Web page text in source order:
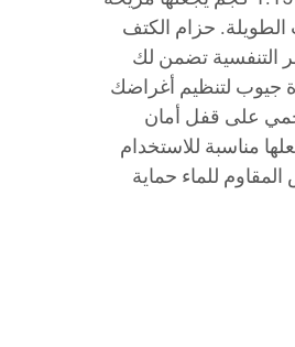
حزام الكتف
التنفسية تضمن لك
جيوب لتنظيم أغراضك
على قفل أمان
مناسبة للاستخدام
للماء حماية